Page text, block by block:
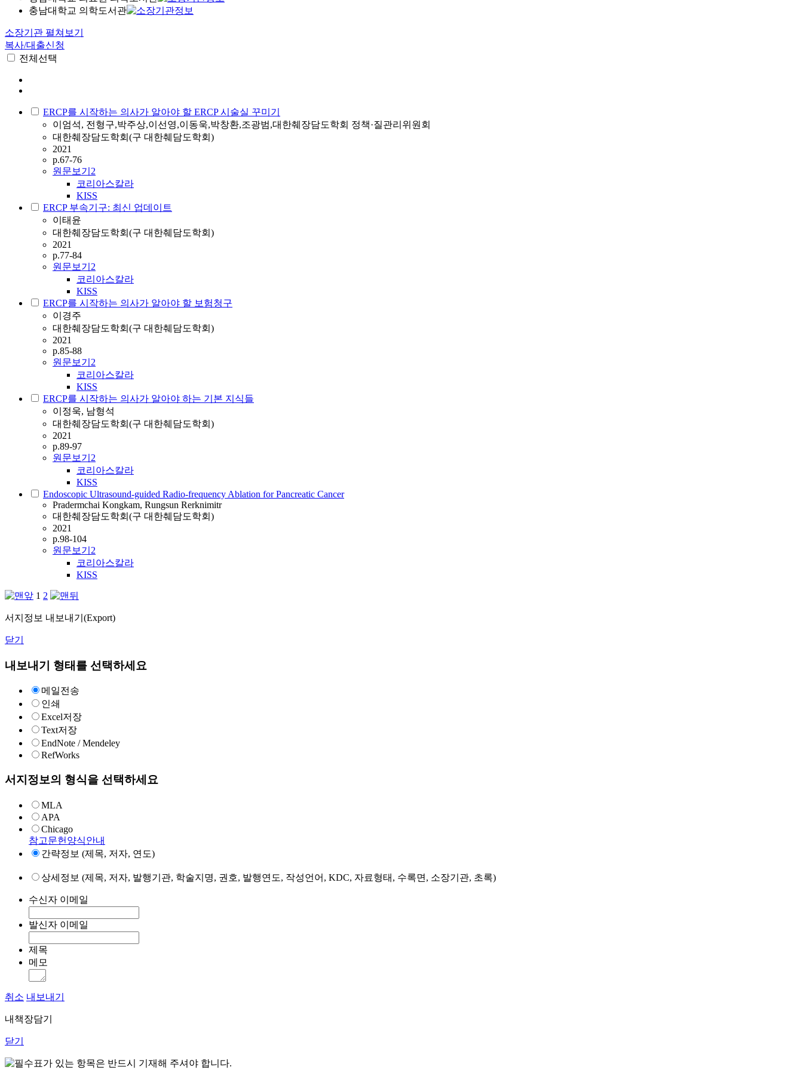
충남대학교 의학도서관
소장기관 펼쳐보기
복사/대출신청
전체선택
ERCP를 시작하는 의사가 알아야 할 ERCP 시술실 꾸미기
이엄석, 전형구,박주상,이선영,이동욱,박창환,조광범,대한췌장담도학회 정책·질관리위원회
대한췌장담도학회(구 대한췌담도학회)
2021
p.67-76
원문보기 2
코리아스칼라
KISS
ERCP 부속기구: 최신 업데이트
이태윤
대한췌장담도학회(구 대한췌담도학회)
2021
p.77-84
원문보기 2
코리아스칼라
KISS
ERCP를 시작하는 의사가 알아야 할 보험청구
이경주
대한췌장담도학회(구 대한췌담도학회)
2021
p.85-88
원문보기 2
코리아스칼라
KISS
ERCP를 시작하는 의사가 알아야 하는 기본 지식들
이정욱, 남형석
대한췌장담도학회(구 대한췌담도학회)
2021
p.89-97
원문보기 2
코리아스칼라
KISS
Endoscopic Ultrasound-guided Radio-frequency Ablation for Pancreatic Cancer
Pradermchai Kongkam, Rungsun Rerknimitr
대한췌장담도학회(구 대한췌담도학회)
2021
p.98-104
원문보기 2
코리아스칼라
KISS
1 2
서지정보 내보내기(Export)
닫기
내보내기 형태를 선택하세요
메일전송
인쇄
Excel저장
Text저장
EndNote / Mendeley
RefWorks
서지정보의 형식을 선택하세요
MLA
APA
Chicago
참고문헌양식안내
간략정보 (제목, 저자, 연도)
상세정보 (제목, 저자, 발행기관, 학술지명, 권호, 발행연도, 작성언어, KDC, 자료형태, 수록면, 소장기관, 초록)
수신자 이메일
발신자 이메일
제목
메모
취소 내보내기
내책장담기
닫기
표가 있는 항목은 반드시 기재해 주셔야 합니다.